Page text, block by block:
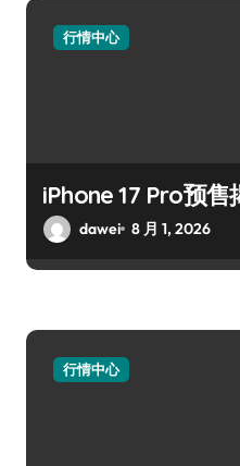
行情中心
iPhone 17 Pro预
dawei 8 月 1, 2026
行情中心